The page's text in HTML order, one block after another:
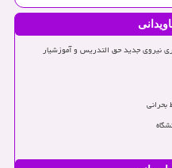
نیروی جدید حق التدریس و آموزشیار